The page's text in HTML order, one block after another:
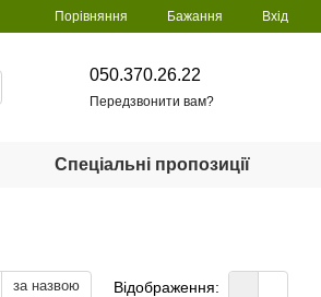
Порівняння Бажання Вхід
050.370.26.22
Передзвонити вам?
Спеціальні пропозиції
за назвою Відображення: